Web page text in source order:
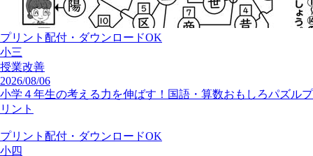
2026/08/06
小学２年生の考える力を伸ばす！国語・算数おもしろパズルプ
リント